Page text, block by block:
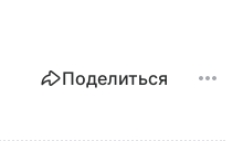
Поделиться